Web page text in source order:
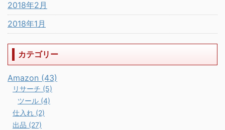
2018年2月
2018年1月
カテゴリー
Amazon (43)
リサーチ (5)
ツール (4)
仕入れ (2)
出品 (27)